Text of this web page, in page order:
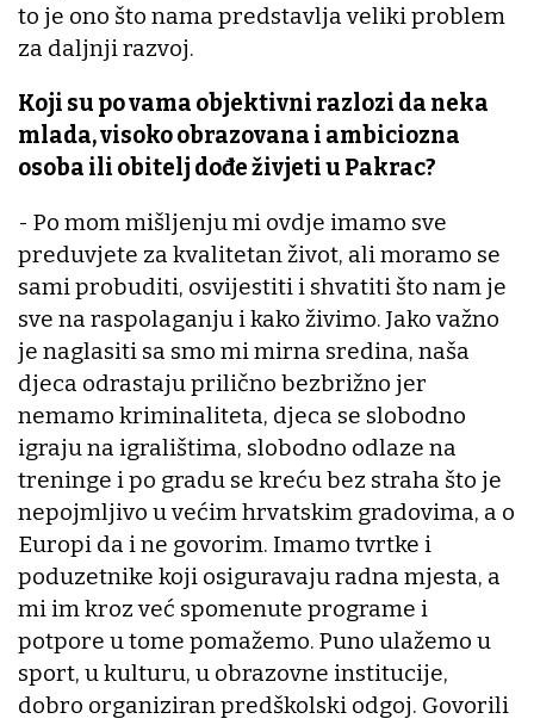
to je ono što nama predstavlja veliki problem
za daljnji razvoj.
Koji su po vama objektivni razlozi da neka
mlada, visoko obrazovana i ambiciozna
osoba ili obitelj dođe živjeti u Pakrac?
- Po mom mišljenju mi ovdje imamo sve
preduvjete za kvalitetan život, ali moramo se
sami probuditi, osvijestiti i shvatiti što nam je
sve na raspolaganju i kako živimo. Jako važno
je naglasiti sa smo mi mirna sredina, naša
djeca odrastaju prilično bezbrižno jer
nemamo kriminaliteta, djeca se slobodno
igraju na igralištima, slobodno odlaze na
treninge i po gradu se kreću bez straha što je
nepojmljivo u većim hrvatskim gradovima, a o
Europi da i ne govorim. Imamo tvrtke i
poduzetnike koji osiguravaju radna mjesta, a
mi im kroz već spomenute programe i
potpore u tome pomažemo. Puno ulažemo u
sport, u kulturu, u obrazovne institucije,
dobro organiziran predškolski odgoj. Govorili